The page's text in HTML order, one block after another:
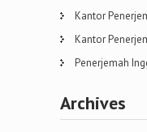
Kantor
Kantor
Penerjemah
Archives